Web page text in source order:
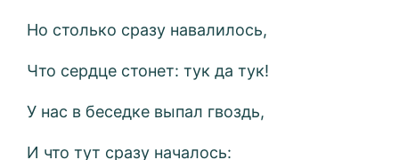
Но столько сразу навалилось,
Что сердце стонет: тук да тук!
У нас в беседке выпал гвоздь,
И что тут сразу началось: